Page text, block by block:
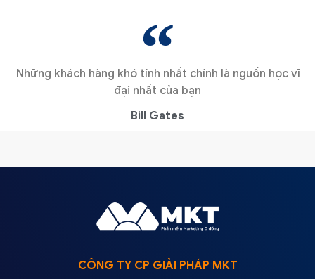
Những khách hàng khó tính nhất chính là nguồn học vĩ
đại nhất của bạn
Bill Gates
CÔNG TY CP GIẢI PHÁP MKT